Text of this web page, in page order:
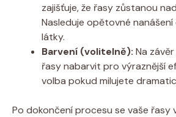
zajišťuje,​ že řasy zůstanou
Nasleduje opětovné‍ nanášení
látky.
Barvení (volitelně): Na
řasy nabarvit pro výraznější
volba pokud milujete
Po ​dokončení⁣ procesu se vaše řasy